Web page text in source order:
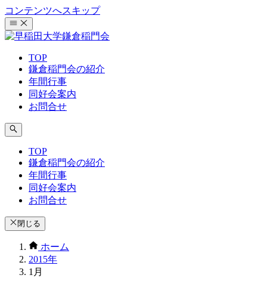
コンテンツへスキップ
TOP
鎌倉稲門会の紹介
年間行事
同好会案内
お問合せ
TOP
鎌倉稲門会の紹介
年間行事
同好会案内
お問合せ
閉じる
ホーム
2015年
1月